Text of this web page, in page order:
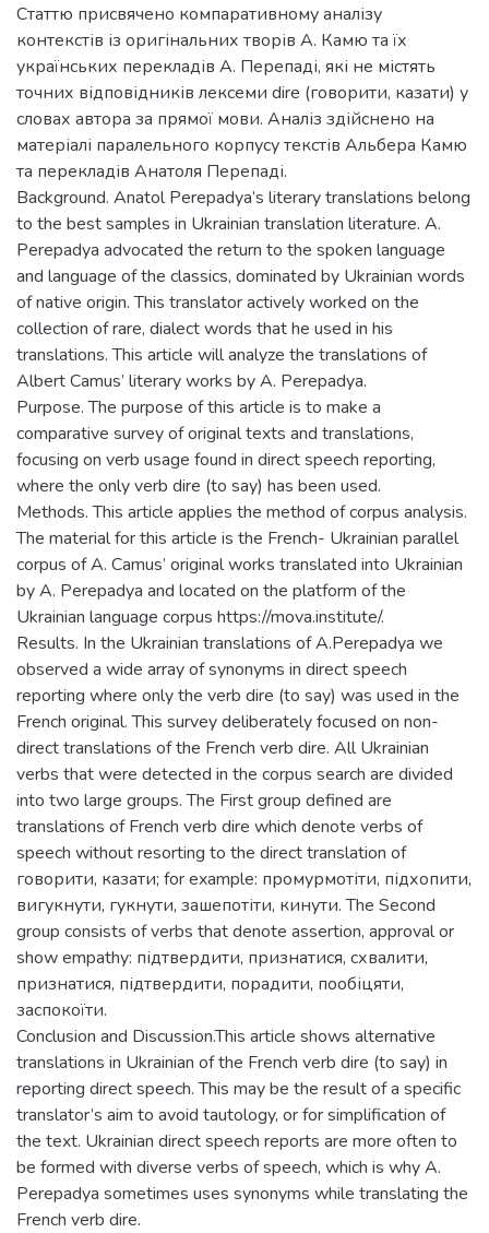
Статтю присвячено компаративному аналізу
контекстів із оригінальних творів А. Камю та їх
українських перекладів А. Перепаді, які не містять
точних відповідників лексеми dire (говорити, казати) у
словах автора за прямої мови. Аналіз здійснено на
матеріалі паралельного корпусу текстів Альбера Камю
та перекладів Анатоля Перепаді.
Background. Anatol Perepadya’s literary translations belong
to the best samples in Ukrainian translation literature. A.
Perepadya advocated the return to the spoken language
and language of the classics, dominated by Ukrainian words
of native origin. This translator actively worked on the
collection of rare, dialect words that he used in his
translations. This article will analyze the translations of
Albert Camus’ literary works by A. Perepadya.
Purpose. The purpose of this article is to make a
comparative survey of original texts and translations,
focusing on verb usage found in direct speech reporting,
where the only verb dire (to say) has been used.
Methods. This article applies the method of corpus analysis.
The material for this article is the French- Ukrainian parallel
corpus of A. Camus’ original works translated into Ukrainian
by A. Perepadya and located on the platform of the
Ukrainian language corpus https://mova.institute/.
Results. In the Ukrainian translations of A.Perepadya we
observed a wide array of synonyms in direct speech
reporting where only the verb dire (to say) was used in the
French original. This survey deliberately focused on non-
direct translations of the French verb dire. All Ukrainian
verbs that were detected in the corpus search are divided
into two large groups. The First group defined are
translations of French verb dire which denote verbs of
speech without resorting to the direct translation of
говорити, казати; for example: промурмотіти, підхопити,
вигукнути, гукнути, зашепотіти, кинути. The Second
group consists of verbs that denote assertion, approval or
show empathy: підтвердити, признатися, схвалити,
признатися, підтвердити, порадити, пообіцяти,
заспокоїти.
Conclusion and Discussion.This article shows alternative
translations in Ukrainian of the French verb dire (to say) in
reporting direct speech. This may be the result of a specific
translator’s aim to avoid tautology, or for simplification of
the text. Ukrainian direct speech reports are more often to
be formed with diverse verbs of speech, which is why A.
Perepadya sometimes uses synonyms while translating the
French verb dire.